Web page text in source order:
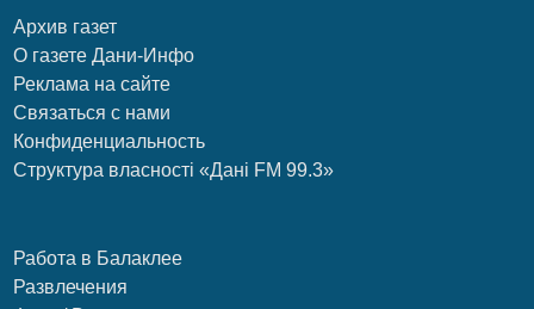
Архив газет
О газете Дани-Инфо
Реклама на сайте
Связаться с нами
Конфиденциальность
Структура власності «Дані FM 99.3»
Работа в Балаклее
Развлечения